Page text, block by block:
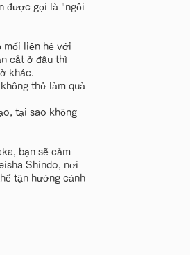
được gọi là "ngôi
mối liên hệ với
cắt ở đâu thì
khác.
thử làm quà
tại sao không
bạn sẽ cảm
Shindo, nơi
tận hưởng cảnh